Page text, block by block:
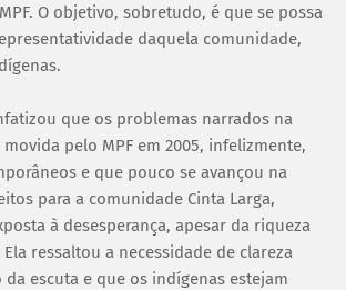
O objetivo, sobretudo, é que se possa
daquela comunidade,
que os problemas narrados na
pelo MPF em 2005, infelizmente,
e que pouco se avançou na
para a comunidade Cinta Larga,
à desesperança, apesar da riqueza
ressaltou a necessidade de clareza
escuta e que os indígenas estejam